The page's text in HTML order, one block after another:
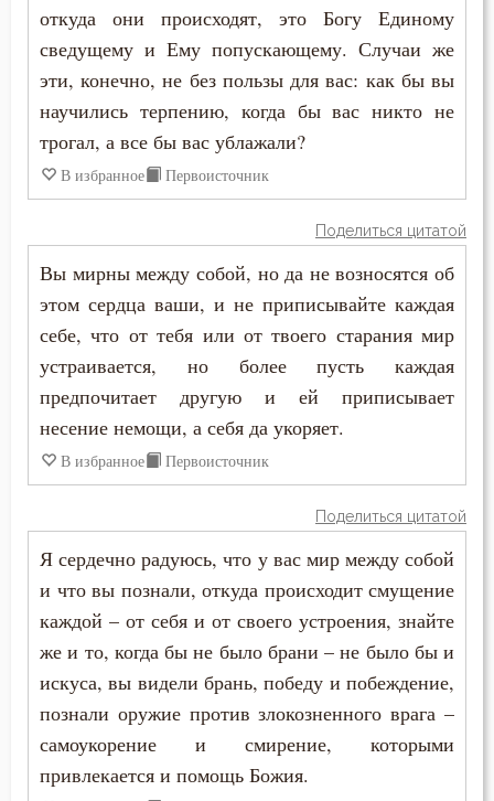
Поклон
Послушание
Пост
Празднословие
Причастие
Промысел Божий
Прощение
Работа
Раздражительность
Разум
Рассеянность
Никита Стифат
Никифор Уединенник
Никодим Святогорец
Николай Сербский
Нил Синайский
Нил Сорский
Паисий (Величковский)
Петр Дамаскин
Пимен Великий
Серафим Саровский
Силуан Афонский
Симеон Благоговейный
Симеон Новый Богослов
откуда они происходят, это Богу Единому
сведущему и Ему попускающему. Случаи же
эти, конечно, не без пользы для вас: как бы вы
научились терпению, когда бы вас никто не
трогал, а все бы вас ублажали?
В избранное Первоисточник
Поделиться цитатой
Вы мирны между собой, но да не возносятся об
этом сердца ваши, и не приписывайте каждая
себе, что от тебя или от твоего старания мир
устраивается, но более пусть каждая
предпочитает другую и ей приписывает
несение немощи, а себя да укоряет.
В избранное Первоисточник
Поделиться цитатой
Я сердечно радуюсь, что у вас мир между собой
и что вы познали, откуда происходит смущение
каждой – от себя и от своего устроения, знайте
же и то, когда бы не было брани – не было бы и
искуса, вы видели брань, победу и побеждение,
познали оружие против злокозненного врага –
самоукорение и смирение, которыми
привлекается и помощь Божия.